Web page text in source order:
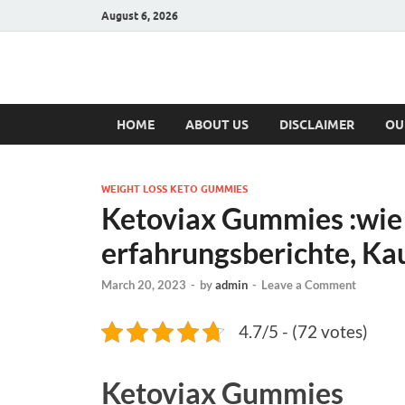
August 6, 2026
Hulk
HOME ABOUT US DISCLAIMER
WEIGHT LOSS KETO GUMMIES
Ketoviax Gummies
erfahrungsberichte,
March 20, 2023 - byadmin - Leave a Comment
4.7/5 - (72 votes)
Ketoviax Gummies